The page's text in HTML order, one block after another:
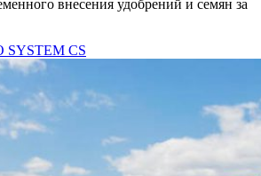
внесения удобрений и семян за
SYSTEM CS